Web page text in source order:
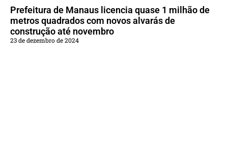
Prefeitura de Manaus licencia quase 1 milhão de
metros quadrados com novos alvarás de
construção até novembro
23 de dezembro de 2024